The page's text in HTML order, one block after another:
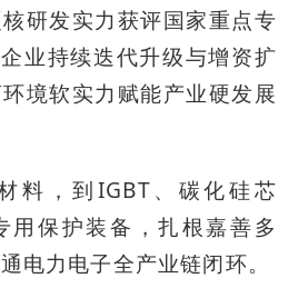
研发实力获评国家重点专
业持续迭代升级与增资扩
境软实力赋能产业硬发展
料，到IGBT、碳化硅芯
用保护装备，扎根嘉善多
电力电子全产业链闭环。